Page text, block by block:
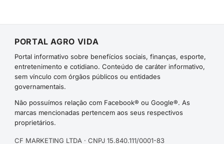
PORTAL AGRO VIDA
Portal informativo sobre benefícios sociais, finanças, esporte,
entretenimento e cotidiano. Conteúdo de caráter informativo,
sem vínculo com órgãos públicos ou entidades
governamentais.
Não possuímos relação com Facebook® ou Google®. As
marcas mencionadas pertencem aos seus respectivos
proprietários.
CF MARKETING LTDA · CNPJ 15.840.111/0001-83